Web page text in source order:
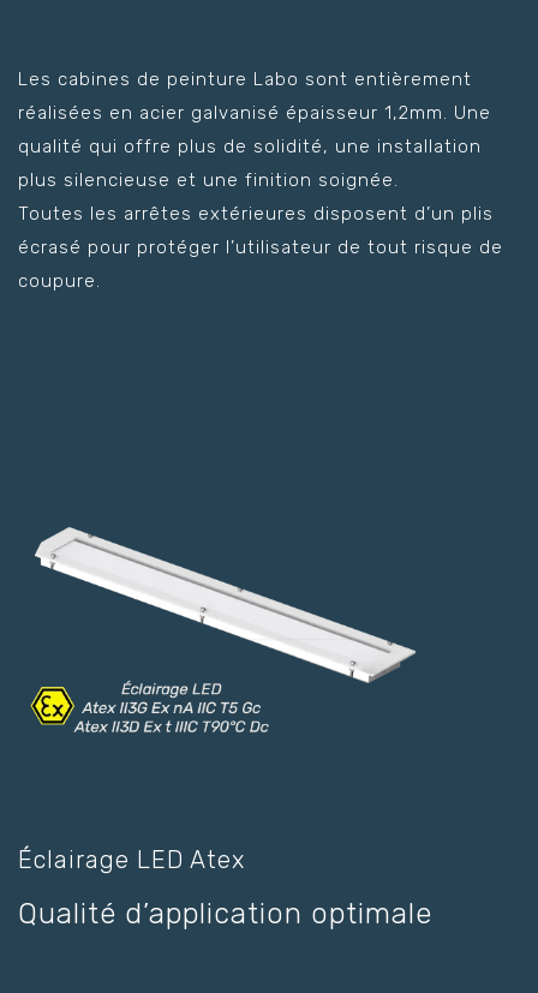
Les cabines de peinture Labo sont entièrement
réalisées en acier galvanisé épaisseur 1,2mm. Une
qualité qui offre plus de solidité, une installation
plus silencieuse et une finition soignée.
Toutes les arrêtes extérieures disposent d’un plis
écrasé pour protéger l’utilisateur de tout risque de
coupure.
Éclairage LED Atex
Qualité d’application optimale